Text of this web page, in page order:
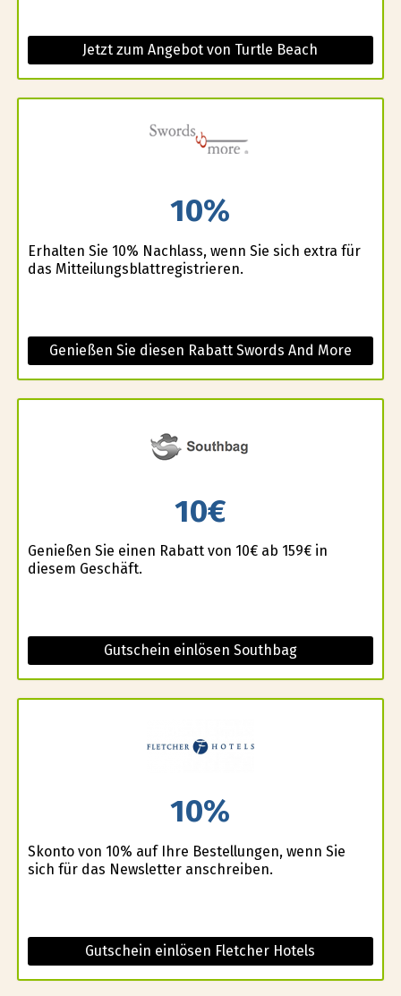
Jetzt zum Angebot von Turtle Beach
10%
Erhalten Sie 10% Nachlass, wenn Sie sich extra für
das Mitteilungsblattregistrieren.
Genießen Sie diesen Rabatt Swords And More
10€
Genießen Sie einen Rabatt von 10€ ab 159€ in
diesem Geschäft.
Gutschein einlösen Southbag
10%
Skonto von 10% auf Ihre Bestellungen, wenn Sie
sich für das Newsletter anschreiben.
Gutschein einlösen Fletcher Hotels